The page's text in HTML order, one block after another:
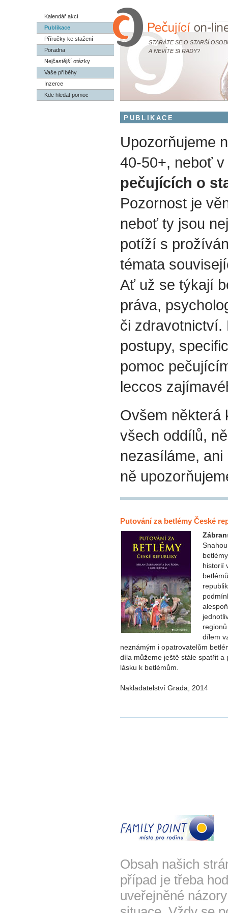
STARÁTE SE O STARŠÍ
A NEVÍTE SI RADY?
Kalendář akcí
Publikace
Příručky ke stažení
Poradna
Nejčastější otázky
Vaše příběhy
Inzerce
Kde hledat pomoc
PUBLIKACE
Upozorňujeme
40-50+, neboť
pečujících o
Pozornost je
neboť ty jsou
potíží s
témata
Ať už se týkají
práva,
či zdravotnictví.
postupy,
pomoc
leccos
Ovšem některá
všech oddílů,
nezasíláme,
ně
Putování za betlémy České
historií
dílem
neznámým i opatrovatelům
díla můžeme ještě stále spatřit a
lásku k betlémům.
Nakladatelství Grada, 2014
Obsah našich
případ je třeba
uveřejněné